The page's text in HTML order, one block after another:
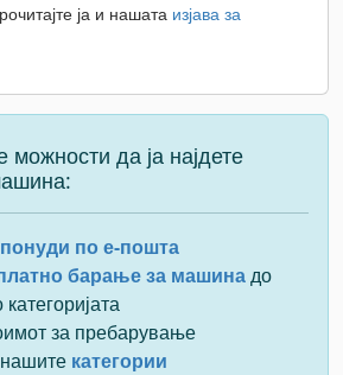
ја и нашата изјава за
да ја најдете
понуди по е-пошта
барање за машинадо
за пребарување
нашите категории